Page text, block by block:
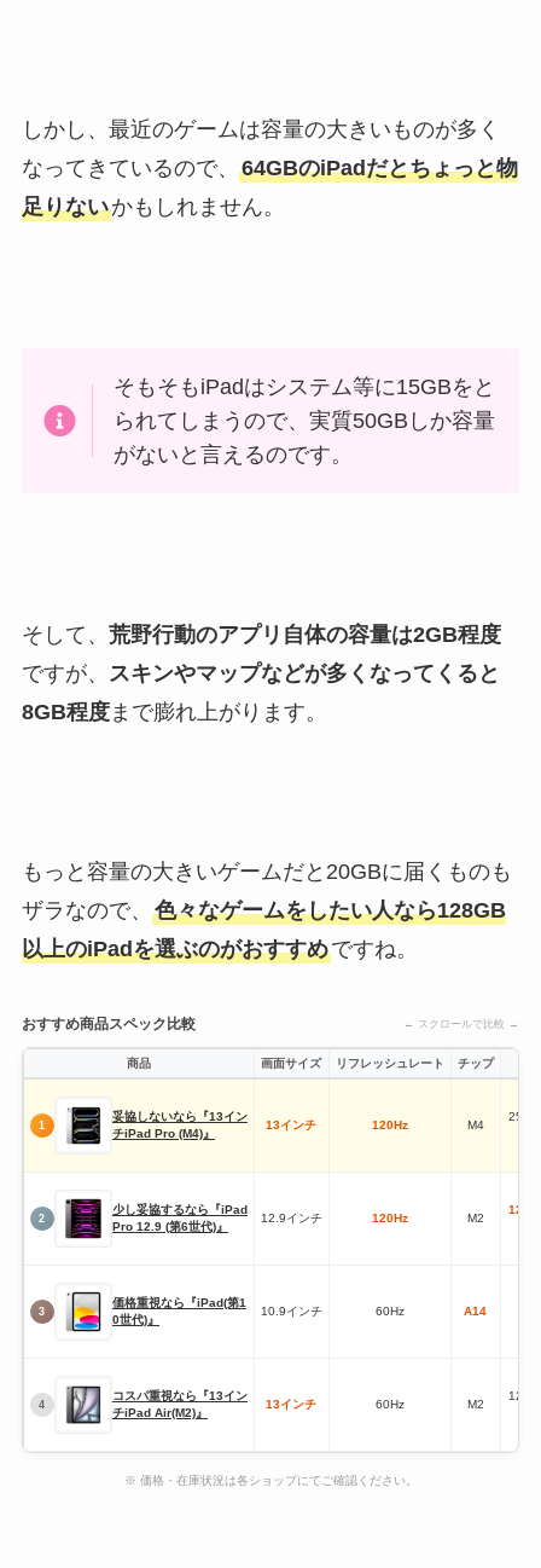
しかし、最近のゲームは容量の大きいものが多く
なってきているので、 64GBのiPadだとちょっと物
足りないかもしれません。
そもそもiPadはシステム等に15GBをと
られてしまうので、実質50GBしか容量
がないと言えるのです。
そして、 荒野行動のアプリ自体の容量は2GB程度
ですが、
スキンやマップなどが多くなってくると
8GB程度まで膨れ上がります。
もっと容量の大きいゲームだと20GBに届くものも
ザラなので、 色々なゲームをしたい人なら128GB
以上のiPadを選ぶのがおすすめですね。
おすすめ商品スペック比較 ← スクロールで比較 →
商品 画面サイズ リフレッシュレート チップ
1
妥協しないなら『13イン
チiPad Pro (M4)』
13インチ 120Hz M4
2
少し妥協するなら『iPad
Pro 12.9 (第6世代)』
12.9インチ 120Hz M2
3
価格重視なら『iPad(第1
0世代)』
10.9インチ 60Hz A14
4
コスパ重視なら『13イン
チiPad Air(M2)』
13インチ 60Hz M2
※ 価格・在庫状況は各ショップにてご確認ください。